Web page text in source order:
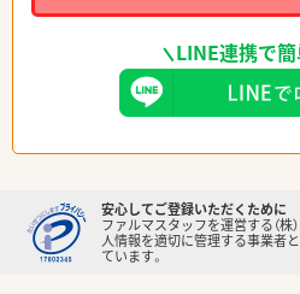
LINE連携で簡
安心してご登録いただくために
ファルマスタッフを運営する（株
人情報を適切に管理する事業者
ています。